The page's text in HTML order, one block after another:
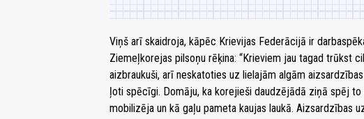
Viņš arī skaidroja, kāpēc Krievijas Federācijā ir
Ziemeļkorejas pilsoņu rēķina: “Krieviem jau tagad trūkst
aizbraukuši, arī neskatoties uz lielajām algām
ļoti spēcīgi. Domāju, ka korejieši daudzējādā ziņā spēj
mobilizēja un kā gaļu pameta kaujas laukā. Aizsardzības